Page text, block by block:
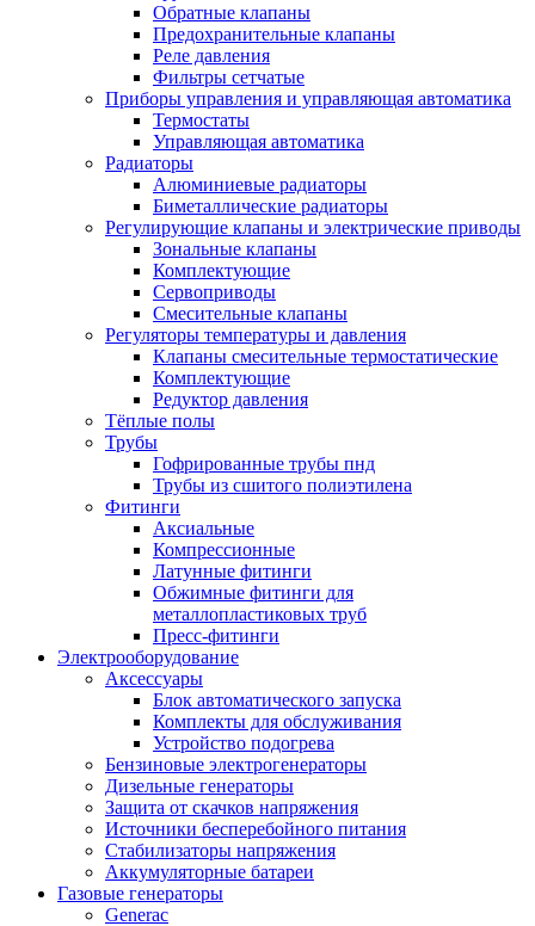
Обратные клапаны
Предохранительные клапаны
Реле давления
Фильтры сетчатые
Приборы управления и управляющая автоматика
Термостаты
Управляющая автоматика
Радиаторы
Алюминиевые радиаторы
Биметаллические радиаторы
Регулирующие клапаны и электрические приводы
Зональные клапаны
Комплектующие
Сервоприводы
Смесительные клапаны
Регуляторы температуры и давления
Клапаны смесительные термостатические
Комплектующие
Редуктор давления
Тёплые полы
Трубы
Гофрированные трубы пнд
Трубы из сшитого полиэтилена
Фитинги
Аксиальные
Компрессионные
Латунные фитинги
Обжимные фитинги для
металлопластиковых труб
Пресс-фитинги
Электрооборудование
Аксессуары
Блок автоматического запуска
Комплекты для обслуживания
Устройство подогрева
Бензиновые электрогенераторы
Дизельные генераторы
Защита от скачков напряжения
Источники бесперебойного питания
Стабилизаторы напряжения
Аккумуляторные батареи
Газовые генераторы
Generac